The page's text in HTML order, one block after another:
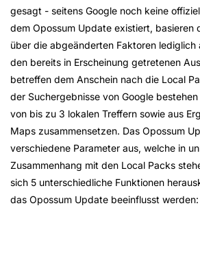
gesagt - seitens Google noch keine
dem Opossum Update existiert, basieren
über die abgeänderten Faktoren lediglich
den bereits in Erscheinung getretenen
betreffen dem Anschein nach die Local
der Suchergebnisse von Google
von bis zu 3 lokalen Treffern sowie aus
Maps zusammensetzen. Das Opossum
verschiedene Parameter aus, welche in
Zusammenhang mit den Local Packs
sich 5 unterschiedliche Funktionen
das Opossum Update beeinflusst werden: